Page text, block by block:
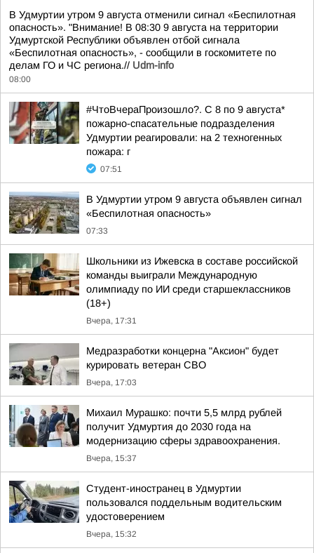
В Удмуртии утром 9 августа отменили сигнал «Беспилотная
опасность». "Внимание! В 08:30 9 августа на территории
Удмуртской Республики объявлен отбой сигнала
«Беспилотная опасность», - сообщили в госкомитете по
делам ГО и ЧС региона.// Udm-info
08:00
#ЧтоВчераПроизошло?. С 8 по 9 августа*
пожарно-спасательные подразделения
Удмуртии реагировали: на 2 техногенных
пожара: г
07:51
В Удмуртии утром 9 августа объявлен сигнал
«Беспилотная опасность»
07:33
Школьники из Ижевска в составе российской
команды выиграли Международную
олимпиаду по ИИ среди старшеклассников
(18+)
Вчера, 17:31
Медразработки концерна "Аксион" будет
курировать ветеран СВО
Вчера, 17:03
Михаил Мурашко: почти 5,5 млрд рублей
получит Удмуртия до 2030 года на
модернизацию сферы здравоохранения.
Вчера, 15:37
Студент-иностранец в Удмуртии
пользовался поддельным водительским
удостоверением
Вчера, 15:32